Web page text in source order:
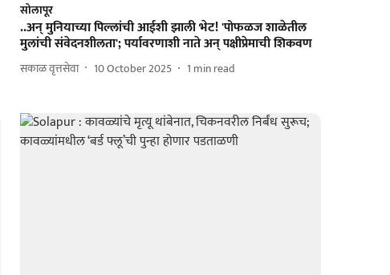
सोलापूर
..अन्‌ मुनियाच्या पिल्लांची आईशी झाली भेट! 'पोफळज शाळेतील
मुलांची संवेदनशीलता'; पर्यावरणाशी नाते अन् पक्षीप्रेमाची शिकवण
सकाळ वृत्तसेवा 10 October 2025 1 min read